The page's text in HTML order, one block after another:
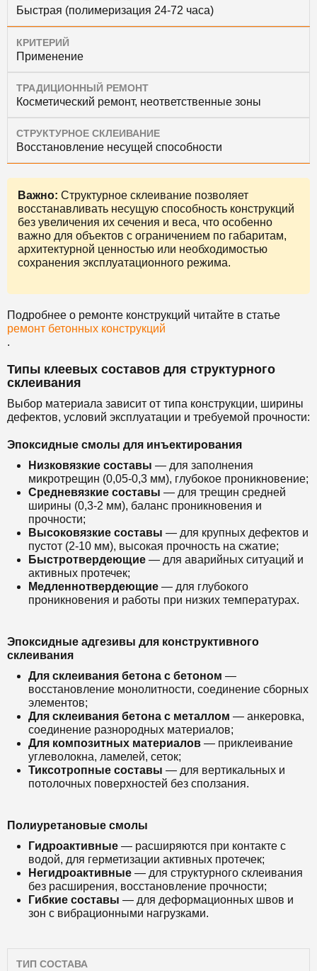
Быстрая (полимеризация 24-72 часа)
КРИТЕРИЙ
Применение
ТРАДИЦИОННЫЙ РЕМОНТ
Косметический ремонт, неответственные зоны
СТРУКТУРНОЕ СКЛЕИВАНИЕ
Восстановление несущей способности
Важно: Структурное склеивание позволяет
восстанавливать несущую способность конструкций
без увеличения их сечения и веса, что особенно
важно для объектов с ограничением по габаритам,
архитектурной ценностью или необходимостью
сохранения эксплуатационного режима.
Подробнее о ремонте конструкций читайте в статье
ремонт бетонных конструкций
.
Типы клеевых составов для структурного
склеивания
Выбор материала зависит от типа конструкции, ширины
дефектов, условий эксплуатации и требуемой прочности:
Эпоксидные смолы для инъектирования
Низковязкие составы — для заполнения
микротрещин (0,05-0,3 мм), глубокое проникновение;
Средневязкие составы — для трещин средней
ширины (0,3-2 мм), баланс проникновения и
прочности;
Высоковязкие составы — для крупных дефектов и
пустот (2-10 мм), высокая прочность на сжатие;
Быстротвердеющие — для аварийных ситуаций и
активных протечек;
Медленнотвердеющие — для глубокого
проникновения и работы при низких температурах.
Эпоксидные адгезивы для конструктивного
склеивания
Для склеивания бетона с бетоном —
восстановление монолитности, соединение сборных
элементов;
Для склеивания бетона с металлом — анкеровка,
соединение разнородных материалов;
Для композитных материалов — приклеивание
углеволокна, ламелей, сеток;
Тиксотропные составы — для вертикальных и
потолочных поверхностей без сползания.
Полиуретановые смолы
Гидроактивные — расширяются при контакте с
водой, для герметизации активных протечек;
Негидроактивные — для структурного склеивания
без расширения, восстановление прочности;
Гибкие составы — для деформационных швов и
зон с вибрационными нагрузками.
ТИП СОСТАВА